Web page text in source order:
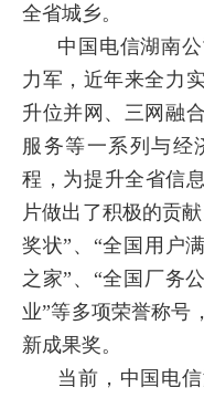
全省城乡。
中国电信湖南
力军，近年来全力
升位并网、三网融
服务等一系列与经
程，为提升全省信
片做出了积极的贡
奖状”、“全国用户
之家”、“全国厂务
业”等多项荣誉称号
新成果奖。
当前，中国电